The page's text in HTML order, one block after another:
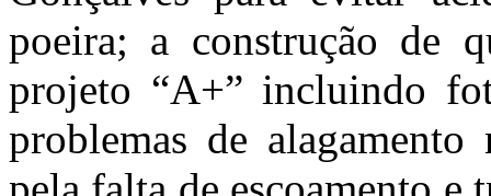
poeira; a construção de
projeto “A+” incluindo
problemas de alagamento